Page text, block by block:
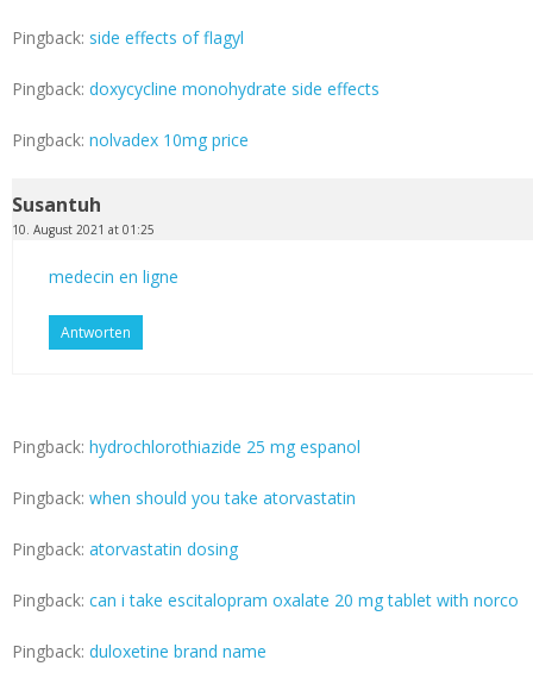
Pingback: side effects of flagyl
Pingback: doxycycline monohydrate side effects
Pingback: nolvadex 10mg price
Susantuh
10. August 2021 at 01:25
medecin en ligne
Antworten
Pingback: hydrochlorothiazide 25 mg espanol
Pingback: when should you take atorvastatin
Pingback: atorvastatin dosing
Pingback: can i take escitalopram oxalate 20 mg tablet with norco
Pingback: duloxetine brand name